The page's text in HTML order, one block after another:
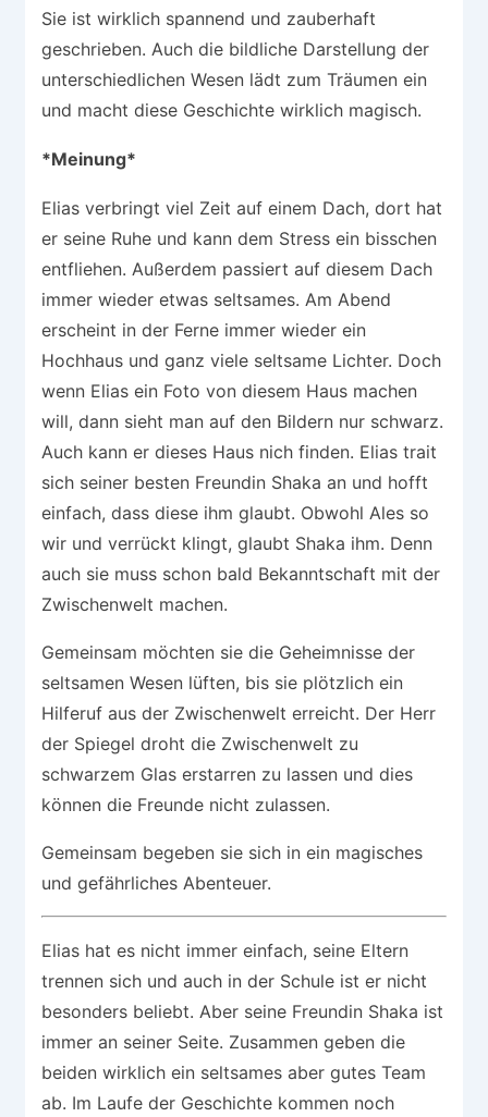
Sie ist wirklich spannend und zauberhaft
geschrieben. Auch die bildliche Darstellung der
unterschiedlichen Wesen lädt zum Träumen ein
und macht diese Geschichte wirklich magisch.
*Meinung*
Elias verbringt viel Zeit auf einem Dach, dort hat
er seine Ruhe und kann dem Stress ein bisschen
entfliehen. Außerdem passiert auf diesem Dach
immer wieder etwas seltsames. Am Abend
erscheint in der Ferne immer wieder ein
Hochhaus und ganz viele seltsame Lichter. Doch
wenn Elias ein Foto von diesem Haus machen
will, dann sieht man auf den Bildern nur schwarz.
Auch kann er dieses Haus nich finden. Elias trait
sich seiner besten Freundin Shaka an und hofft
einfach, dass diese ihm glaubt. Obwohl Ales so
wir und verrückt klingt, glaubt Shaka ihm. Denn
auch sie muss schon bald Bekanntschaft mit der
Zwischenwelt machen.
Gemeinsam möchten sie die Geheimnisse der
seltsamen Wesen lüften, bis sie plötzlich ein
Hilferuf aus der Zwischenwelt erreicht. Der Herr
der Spiegel droht die Zwischenwelt zu
schwarzem Glas erstarren zu lassen und dies
können die Freunde nicht zulassen.
Gemeinsam begeben sie sich in ein magisches
und gefährliches Abenteuer.
Elias hat es nicht immer einfach, seine Eltern
trennen sich und auch in der Schule ist er nicht
besonders beliebt. Aber seine Freundin Shaka ist
immer an seiner Seite. Zusammen geben die
beiden wirklich ein seltsames aber gutes Team
ab. Im Laufe der Geschichte kommen noch